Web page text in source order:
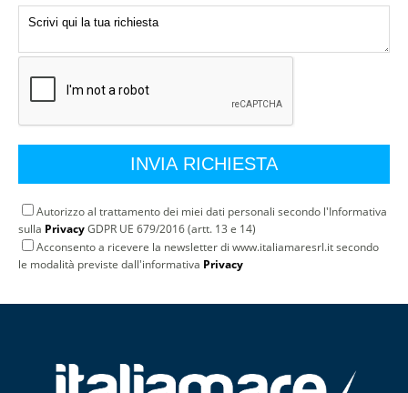
Autorizzo al trattamento dei miei dati personali secondo l'Informativa
sulla PrivacyGDPR UE 679/2016 (artt. 13 e 14)
Acconsento a ricevere la newsletter di www.italiamaresrl.it secondo
le modalità previste dall'informativa Privacy